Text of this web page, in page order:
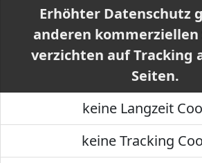
Erhöhter Datenschutz
anderen kommerziellen
verzichten auf Tracking
Seiten.
keine Langzeit
keine Tracking